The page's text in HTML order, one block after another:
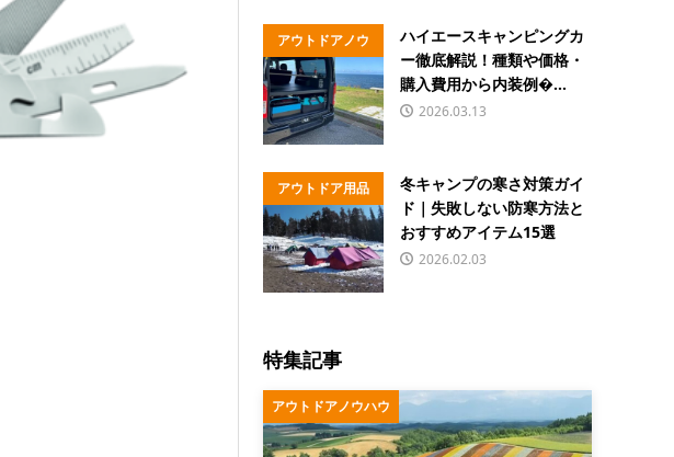
アウトドアノウ
ハウ
ハイエースキャンピングカ
ー徹底解説！種類や価格・
購入費用から内装例�...
2026.03.13
アウトドア用品
冬キャンプの寒さ対策ガイ
ド｜失敗しない防寒方法と
おすすめアイテム15選
2026.02.03
特集記事
アウトドアノウハウ